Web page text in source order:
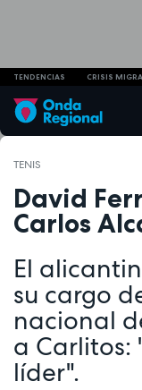
TENDENCIAS CRISIS
TENIS
David
Carlos
El
su cargo
nacional
a Carlitos:
líder".